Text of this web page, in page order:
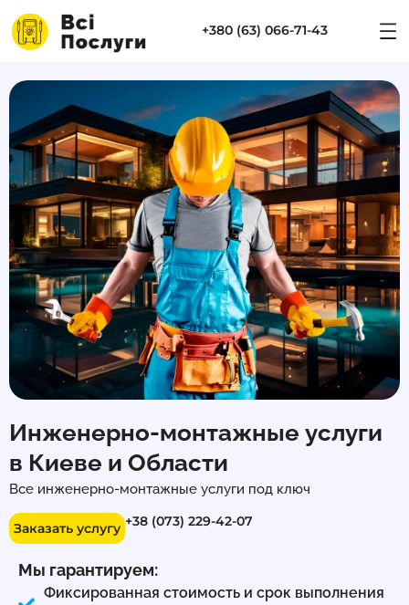
+380 (63) 066-71-43
Инженерно-монтажные услуги
в Киеве и Области
Все инженерно-монтажные услуги под ключ
Заказать услугу +38 (073) 229-42-07
Мы гарантируем:
Фиксированная стоимость и срок выполнения